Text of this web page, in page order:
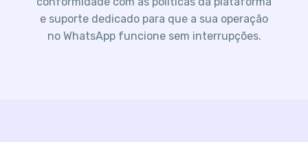
e suporte dedicado para que a sua operação
no WhatsApp funcione sem interrupções.